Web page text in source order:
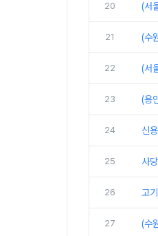
20 (서
21 (수
22 (서
23 (용
24 신
25 사
26 고
27 (수